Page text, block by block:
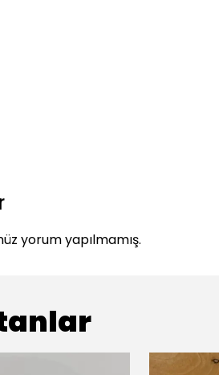
yorum yapılmamış.